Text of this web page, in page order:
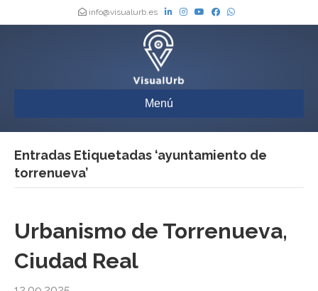
info@visualurb.es
Menú
Entradas Etiquetadas ‘ayuntamiento de
torrenueva’
Urbanismo de Torrenueva,
Ciudad Real